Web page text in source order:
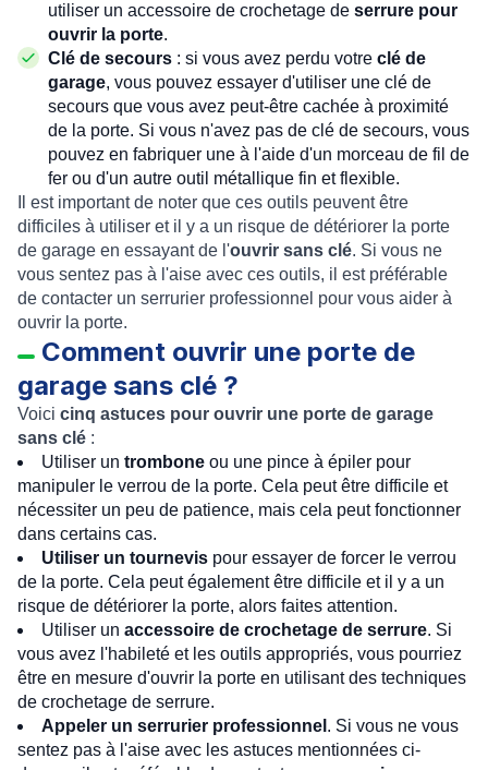
utiliser un accessoire de crochetage de serrure pour
ouvrir la porte.
Clé de secours : si vous avez perdu votre clé de
garage, vous pouvez essayer d'utiliser une clé de
secours que vous avez peut-être cachée à proximité
de la porte. Si vous n'avez pas de clé de secours, vous
pouvez en fabriquer une à l'aide d'un morceau de fil de
fer ou d'un autre outil métallique fin et flexible.
Il est important de noter que ces outils peuvent être
difficiles à utiliser et il y a un risque de détériorer la porte
de garage en essayant de l'ouvrir sans clé. Si vous ne
vous sentez pas à l'aise avec ces outils, il est préférable
de contacter un serrurier professionnel pour vous aider à
ouvrir la porte.
Comment ouvrir une porte de
garage sans clé ?
Voici cinq astuces pour ouvrir une porte de garage
sans clé :
Utiliser un trombone ou une pince à épiler pour
manipuler le verrou de la porte. Cela peut être difficile et
nécessiter un peu de patience, mais cela peut fonctionner
dans certains cas.
Utiliser un tournevis pour essayer de forcer le verrou
de la porte. Cela peut également être difficile et il y a un
risque de détériorer la porte, alors faites attention.
Utiliser un accessoire de crochetage de serrure. Si
vous avez l'habileté et les outils appropriés, vous pourriez
être en mesure d'ouvrir la porte en utilisant des techniques
de crochetage de serrure.
Appeler un serrurier professionnel . Si vous ne vous
sentez pas à l'aise avec les astuces mentionnées ci-